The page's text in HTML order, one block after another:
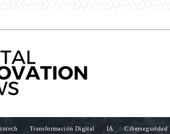
Transformación Digital IA Ciberseguridad